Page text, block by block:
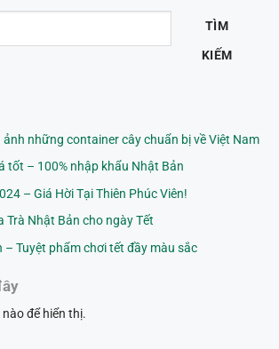
TÌM
KIẾM
những container cây chuẩn bị về Việt Nam
tốt – 100% nhập khẩu Nhật Bản
– Giá Hời Tại Thiên Phúc Viên!
Trà Nhật Bản cho ngày Tết
– Tuyệt phẩm chơi tết đầy màu sắc
để hiển thị.